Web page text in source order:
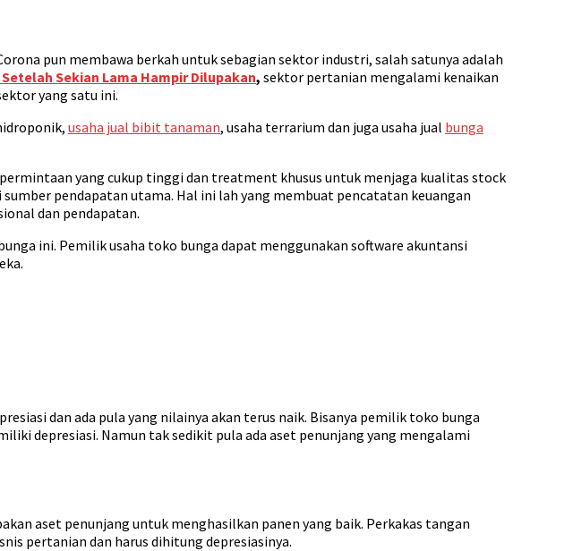
pun membawa berkah untuk sebagian sektor industri, salah satunya adalah
Sekian Lama Hampir Dilupakan, sektor pertanian mengalami kenaikan
yang satu ini.
usaha jual bibit tanaman, usaha terrarium dan juga usaha jual bunga
yang cukup tinggi dan treatment khusus untuk menjaga kualitas stock
pendapatan utama. Hal ini lah yang membuat pencatatan keuangan
dan pendapatan.
ini. Pemilik usaha toko bunga dapat menggunakan software akuntansi
dan ada pula yang nilainya akan terus naik. Bisanya pemilik toko bunga
depresiasi. Namun tak sedikit pula ada aset penunjang yang mengalami
aset penunjang untuk menghasilkan panen yang baik. Perkakas tangan
pertanian dan harus dihitung depresiasinya.